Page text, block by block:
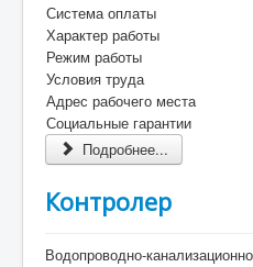
Система оплаты
Характер работы
Режим работы
Условия труда
Адрес рабочего места
Социальные гарантии
Подробнее...
Контролep
Водопроводно-